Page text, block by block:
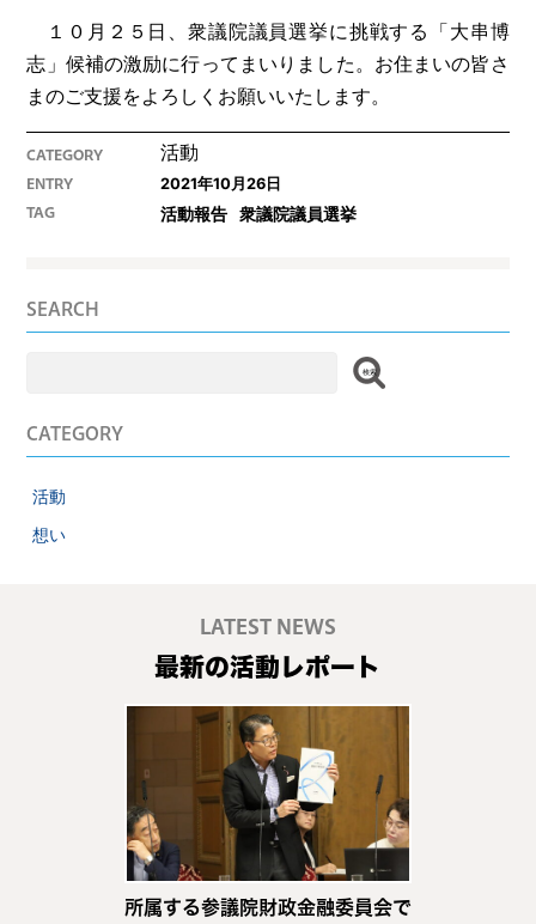
１０月２５日、衆議院議員選挙に挑戦する「大串博
志」候補の激励に行ってまいりました。お住まいの皆さ
まのご支援をよろしくお願いいたします。
CATEGORY 活動
ENTRY 2021年10月26日
TAG 活動報告 衆議院議員選挙
SEARCH
CATEGORY
活動
想い
LATEST NEWS
最新の活動レポート
所属する参議院財政金融委員会で